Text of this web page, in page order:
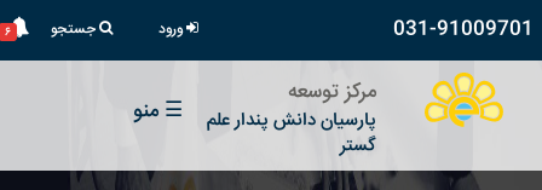
031-91009701 ورود جستجو ۶
مرکز توسعه
پارسیان دانش پندار علم
گستر
☰ منو